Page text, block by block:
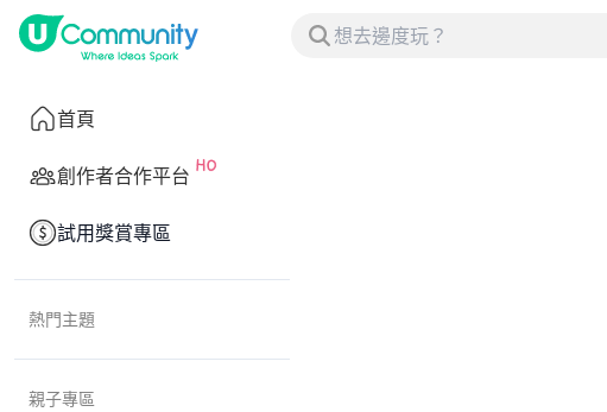
首頁
創作者合作平台
試用獎賞專區
熱門主題
親子專區